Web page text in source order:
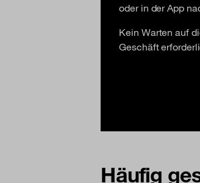
oder in der App
Kein Warten auf
Geschäft
Häufig